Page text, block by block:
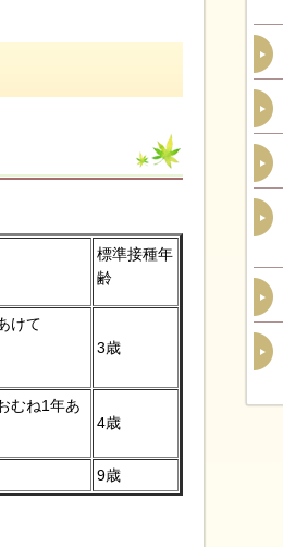
標準接種年
齢
けて
3歳
むね1年あ
4歳
9歳